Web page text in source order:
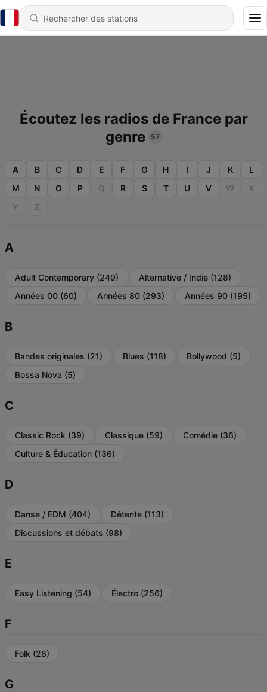
Écoutez les radios de France par
genre
57
A B C D E F G H I J K
L
M
N O P Q R S T U V W
X
Y
Z
A
Adult Contemporary (249) Alternative / Indie (128)
Années 00 (60) Années 80 (293) Années 90 (195)
B
Bandes originales (21) Blues (118) Bollywood (5)
Bossa Nova (5)
C
Classic Rock (39) Classique (59) Comédie (36)
Culture & Éducation (136)
D
Danse / EDM (404) Détente (113)
Discussions et débats (98)
E
Easy Listening (54) Électro (256)
F
Folk (28)
G